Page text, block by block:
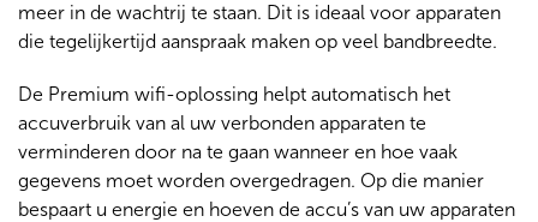
meer in de wachtrij te staan. Dit is ideaal voor apparaten
die tegelijkertijd aanspraak maken op veel bandbreedte.
De Premium wifi-oplossing helpt automatisch het
accuverbruik van al uw verbonden apparaten te
verminderen door na te gaan wanneer en hoe vaak
gegevens moet worden overgedragen. Op die manier
bespaart u energie en hoeven de accu’s van uw apparaten